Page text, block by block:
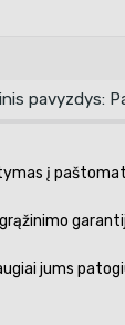
į
jums